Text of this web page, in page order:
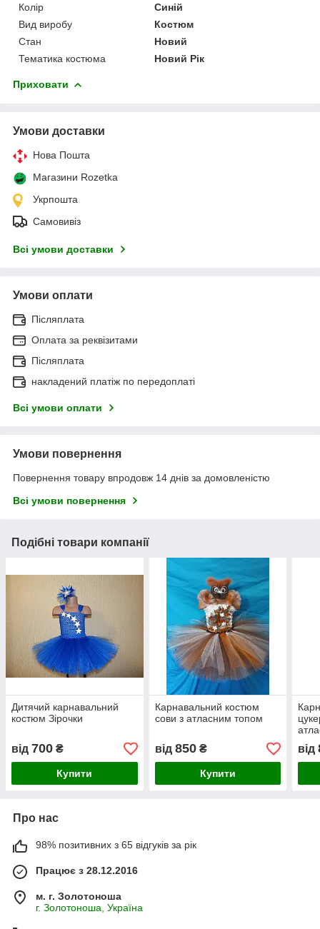
Колір
Синій
Вид виробу
Костюм
Стан
Новий
Тематика костюма
Новий Рік
Приховати
Умови доставки
Нова Пошта
Магазини Rozetka
Укрпошта
Самовивіз
Всі умови доставки
Умови оплати
Післяплата
Оплата за реквізитами
Післяплата
накладений платіж по передоплаті
Всі умови оплати
Умови повернення
Повернення товару впродовж 14 днів за домовленістю
Всі умови повернення
Подібні товари компанії
Дитячий карнавальний
костюм Зірочки
від 700 ₴
Купити
Карнавальний костюм
сови з атласним топом
від 850₴
Купити
від
Про нас
98% позитивних з 65 відгуків за рік
Працює з 28.12.2016
м. г. Золотоноша
г. Золотоноша, Україна